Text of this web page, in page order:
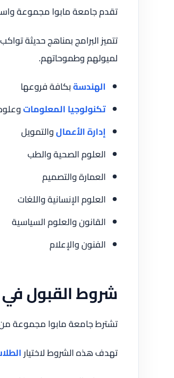
تقدم جامعة مابوا مجموعة
تتميز البرامج بمناهج حديثة
لميولهم وطموحاتهم.
الهندسةبكافة فروعها
تكنولوجيا المعلومات
إدارة الأعمالوالتمويل
العلوم الصحية والطب
العمارة والتصميم
العلوم الإنسانية واللغات
القانون والعلوم السياسية
الفنون والإعلام
شروط القبول
تشترط جامعة مابوا مجموعة من
تهدف هذه الشروط لاختيار